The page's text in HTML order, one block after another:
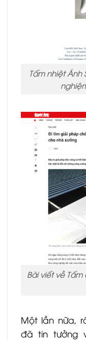
Tấm nhiệt
Bài viết về
Một lần nữa,
đã tin tưởng